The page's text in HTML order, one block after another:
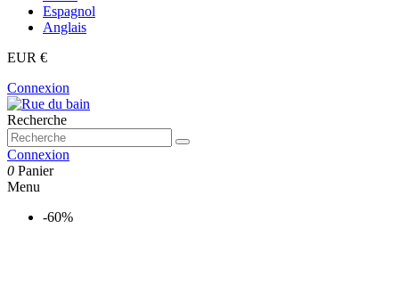
Espagnol
Anglais
EUR €
Connexion
Recherche
Connexion
0 Panier
Menu
-60%